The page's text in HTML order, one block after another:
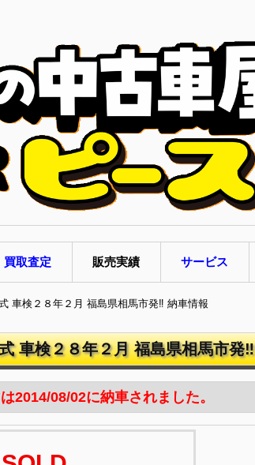
買取査定 販売実績 サービス
車検２８年２月 福島県相馬市発‼ 納車情報
車検２８年２月 福島県相馬市発‼
2014/08/02に納車されました。